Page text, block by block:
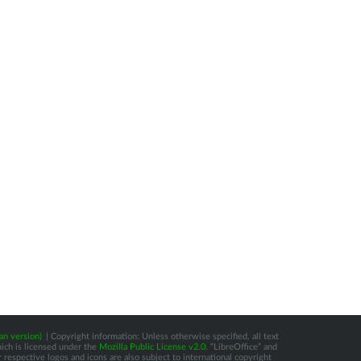
version)
| Copyright information: Unless otherwise specified, all text
is licensed under the Mozilla Public License v2.0. “LibreOffice” and
logos and icons are also subject to international copyright